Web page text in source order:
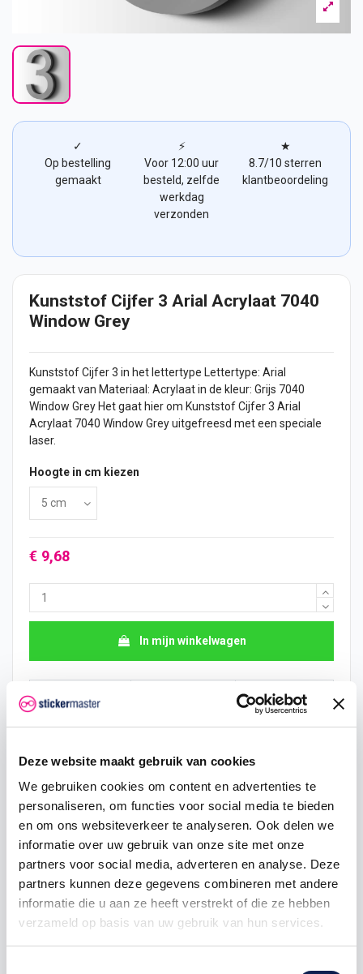
Deze website maakt gebruik van cookies
We gebruiken cookies om content en advertenties te
personaliseren, om functies voor social media te bieden
en om ons websiteverkeer te analyseren. Ook delen we
informatie over uw gebruik van onze site met onze
partners voor social media, adverteren en analyse. Deze
partners kunnen deze gegevens combineren met andere
informatie die u aan ze heeft verstrekt of die ze hebben
verzameld op basis van uw gebruik van hun services.
✓
Op bestelling
gemaakt
⚡
Voor 12:00 uur
besteld, zelfde
werkdag
verzonden
★
8.7/10 sterren
klantbeoordeling
Kunststof Cijfer 3 Arial Acrylaat 7040
Window Grey
KunststofCijfer3 in het lettertype Lettertype: Arial
gemaakt van Materiaal: Acrylaat in de kleur: Grijs 7040
Window Grey Het gaat hier om Kunststof Cijfer 3 Arial
Acrylaat 7040 Window Grey uitgefreesd met een speciale
laser.
Hoogte in cm kiezen
€ 9,68
In mijn winkelwagen
Hoeveelheid Je bespaart
10 € 7,74 € 19,36
15 € 6,78 € 43,56
€ 6,29 € 84,70
50 € 5,81 € 193,60
100 € 5,32 € 435,60
200 € 4,84 € 968,00